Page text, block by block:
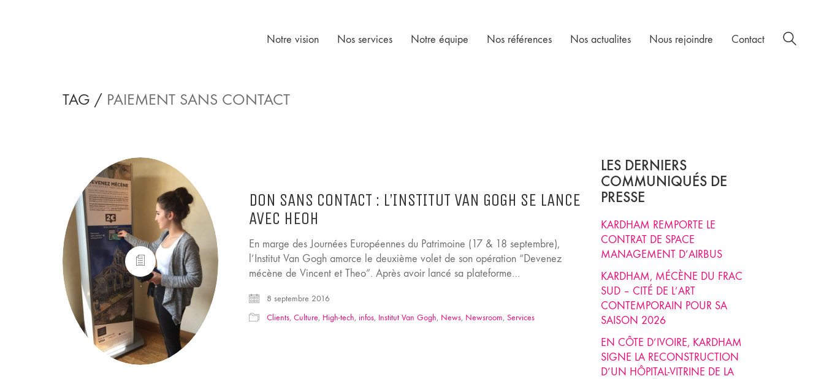
Notre vision Nos services Notre équipe Nos références Nos actualites Nous rejoindre Contact
TAG / PAIEMENT SANS CONTACT
DON SANS CONTACT : L’INSTITUT VAN GOGH SE LANCE
AVEC HEOH
En marge des Journées Européennes du Patrimoine (17 & 18 septembre),
l’Institut Van Gogh amorce le deuxième volet de son opération “Devenez
mécène de Vincent et Theo”. Après avoir lancé sa plateforme…
8 septembre 2016
Clients,Culture, High-tech,infos, Institut Van Gogh, News, Newsroom, Services
LES DERNIERS
COMMUNIQUÉS DE
PRESSE
KARDHAM REMPORTE LE
CONTRAT DE SPACE
MANAGEMENT D’AIRBUS
KARDHAM, MÉCÈNE DU FRAC
SUD – CITÉ DE L’ART
CONTEMPORAIN POUR SA
SAISON 2026
EN CÔTE D’IVOIRE, KARDHAM
SIGNE LA RECONSTRUCTION
D’UN HÔPITAL-VITRINE DE LA